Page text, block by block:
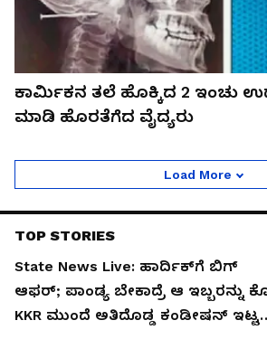
ಕಾರ್ಮಿಕನ ತಲೆ ಹೊಕ್ಕಿದ 2 ಇಂಚು
ಮಾಡಿ ಹೊರತೆಗೆದ ವೈದ್ಯರು
Load More
TOP STORIES
State News Live: ಹಾರ್ದಿಕ್‌ಗೆ ಬಿಗ್‌
ಆಫರ್; ಪಾಂಡ್ಯ ಬೇಕಾದ್ರೆ ಆ ಇಬ್ಬರನ್ನು
KKR ಮುಂದೆ ಅತಿದೊಡ್ಡ ಕಂಡೀಷನ್ ಇಟ್ಟ